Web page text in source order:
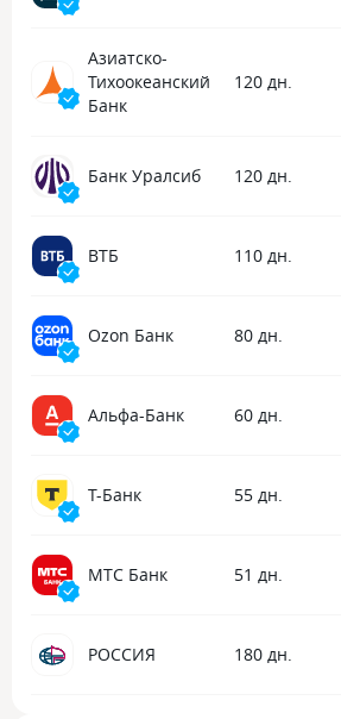
Азиатско-
Тихоокеанский
Банк
120 дн.
Банк Уралсиб 120 дн.
ВТБ 110 дн.
Ozon Банк 80 дн.
Альфа-Банк 60 дн.
Т-Банк 55 дн.
МТС Банк 51 дн.
РОССИЯ 180 дн.